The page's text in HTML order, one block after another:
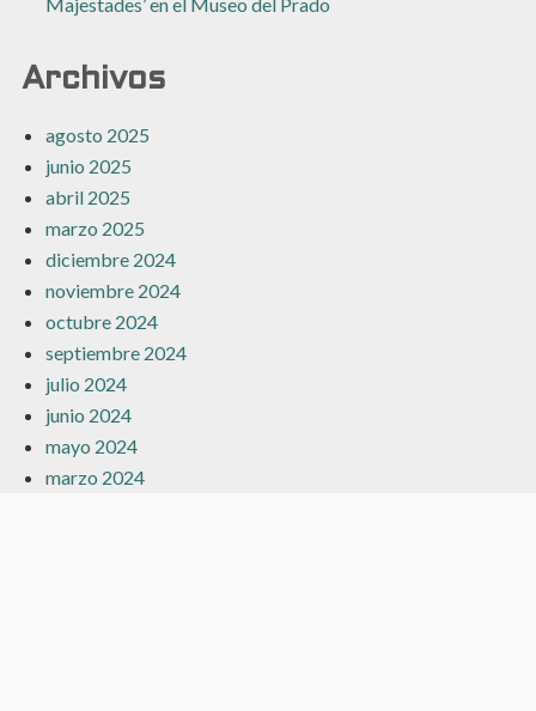
Archivos
agosto 2025
junio 2025
abril 2025
marzo 2025
diciembre 2024
noviembre 2024
octubre 2024
septiembre 2024
julio 2024
junio 2024
mayo 2024
marzo 2024